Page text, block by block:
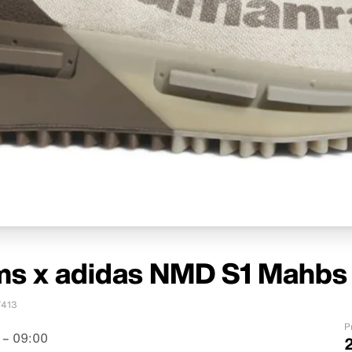
x adidas NMD S1
09:00